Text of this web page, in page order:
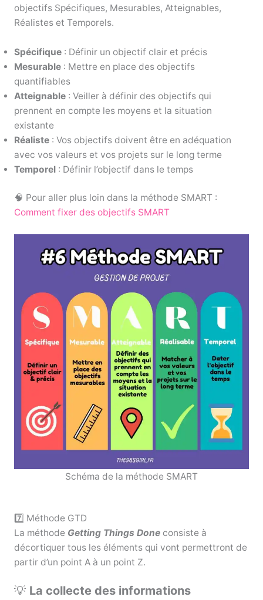
objectifs Spécifiques, Mesurables, Atteignables,
Réalistes et Temporels.
Spécifique: Définir un objectif clair et précis
Mesurable: Mettre en place des objectifs
quantifiables
Atteignable: Veiller à définir des objectifs qui
prennent en compte les moyens et la situation
existante
Réaliste: Vos objectifs doivent être en adéquation
avec vos valeurs et vos projets sur le long terme
Temporel: Définir l’objectif dans le temps
🧠 Pour aller plus loin dans la méthode SMART :
Comment fixer des objectifs SMART
Schéma de la méthode SMART
7️⃣ Méthode GTD
La méthode Getting Things Done consiste à
décortiquer tous les éléments qui vont permettront de
partir d’un point A à un point Z.
💡 La collecte des informations